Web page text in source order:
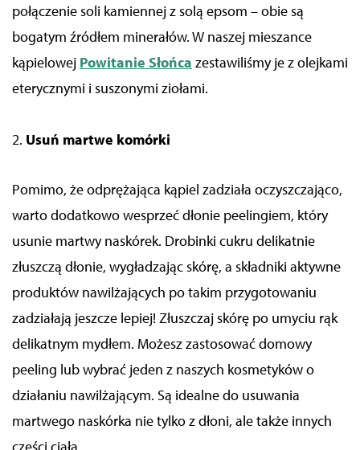
połączenie soli kamiennej z solą epsom –obie są
bogatym źródłem minerałów. W naszej mieszance
kąpielowej Powitanie Słońca zestawiliśmy je z olejkami
eterycznymi i suszonymi ziołami.
2. Usuń martwe komórki
Pomimo, że odprężająca kąpiel zadziała oczyszczająco,
warto dodatkowo wesprzeć dłonie peelingiem, który
usunie martwy naskórek. Drobinki cukru delikatnie
złuszczą dłonie, wygładzając skórę, a składniki aktywne
produktów nawilżających po takim przygotowaniu
zadziałają jeszcze lepiej! Złuszczaj skórę po umyciu rąk
delikatnym mydłem. Możesz zastosować domowy
peeling lub wybrać jeden z naszych kosmetyków o
działaniu nawilżającym. Są idealne do usuwania
martwego naskórka nie tylko z dłoni, ale także innych
części ciała.